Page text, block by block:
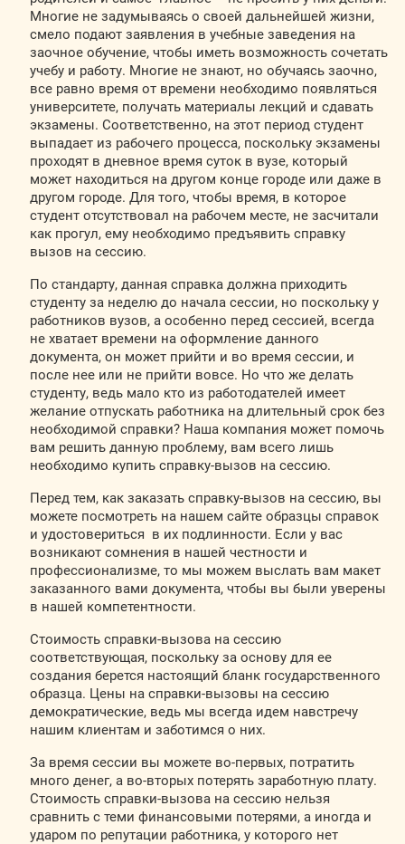
Многие не задумываясь о своей дальнейшей жизни,
смело подают заявления в учебные заведения на
заочное обучение, чтобы иметь возможность сочетать
учебу и работу. Многие не знают, но обучаясь заочно,
все равно время от времени необходимо появляться
университете, получать материалы лекций и сдавать
экзамены. Соответственно, на этот период студент
выпадает из рабочего процесса, поскольку экзамены
проходят в дневное время суток в вузе, который
может находиться на другом конце городе или даже в
другом городе. Для того, чтобы время, в которое
студент отсутствовал на рабочем месте, не засчитали
как прогул, ему необходимо предъявить справку
вызов на сессию.
По стандарту, данная справка должна приходить
студенту за неделю до начала сессии, но поскольку у
работников вузов, а особенно перед сессией, всегда
не хватает времени на оформление данного
документа, он может прийти и во время сессии, и
после нее или не прийти вовсе. Но что же делать
студенту, ведь мало кто из работодателей имеет
желание отпускать работника на длительный срок без
необходимой справки? Наша компания может помочь
вам решить данную проблему, вам всего лишь
необходимо купить справку-вызов на сессию.
Перед тем, как заказать справку-вызов на сессию, вы
можете посмотреть на нашем сайте образцы справок
и удостовериться в их подлинности. Если у вас
возникают сомнения в нашей честности и
профессионализме, то мы можем выслать вам макет
заказанного вами документа, чтобы вы были уверены
в нашей компетентности.
Стоимость справки-вызова на сессию
соответствующая, поскольку за основу для ее
создания берется настоящий бланк государственного
образца. Цены на справки-вызовы на сессию
демократические, ведь мы всегда идем навстречу
нашим клиентам и заботимся о них.
За время сессии вы можете во-первых, потратить
много денег, а во-вторых потерять заработную плату.
Стоимость справки-вызова на сессию нельзя
сравнить с теми финансовыми потерями, а иногда и
ударом по репутации работника, у которого нет